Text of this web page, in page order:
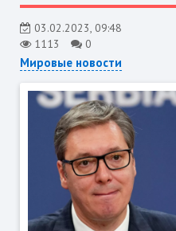
03.02.2023, 09:48
1113
0
Мировые новости